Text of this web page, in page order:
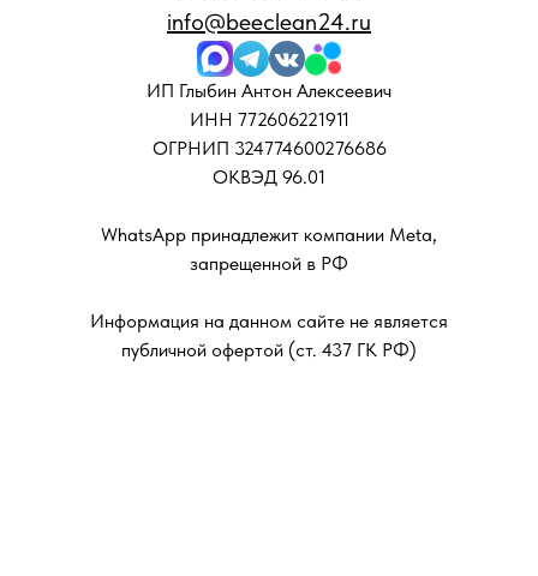
info@beeclean24.ru
ИП Глыбин Антон Алексеевич
ИНН 772606221911
ОГРНИП 324774600276686
ОКВЭД 96.01
WhatsApp принадлежит компании Meta,
запрещенной в РФ
Информация на данном сайте не является
публичной офертой (ст. 437 ГК РФ)